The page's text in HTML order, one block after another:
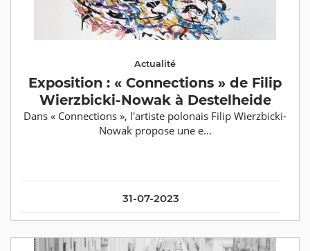
31-07-2023
Actualité
Exposition : « Connections » de Filip
Wierzbicki-Nowak à Destelheide
Dans « Connections », l'artiste polonais Filip Wierzbicki-
Nowak propose une e...